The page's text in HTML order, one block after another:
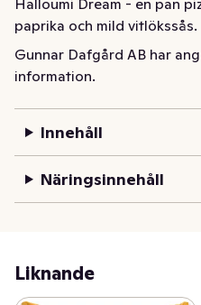
Halloumi Dream - en pan
paprika och mild vitlökssås.
Gunnar Dafgård AB har
information.
Innehåll
Näringsinnehåll
Liknande